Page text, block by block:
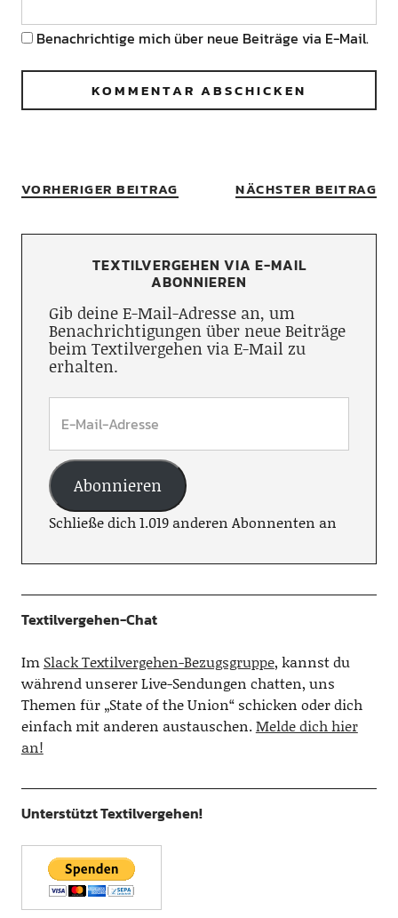
Benachrichtige mich über neue Beiträge via E-Mail.
VORHERIGER BEITRAG NÄCHSTER BEITRAG
TEXTILVERGEHEN VIA E-MAIL
ABONNIEREN
Gib deine E-Mail-Adresse an, um
Benachrichtigungen über neue Beiträge
beim Textilvergehen via E-Mail zu
erhalten.
Abonnieren
Schließe dich 1.019 anderen Abonnenten an
Textilvergehen-Chat
Im Slack Textilvergehen-Bezugsgruppe, kannst du
während unserer Live-Sendungen chatten, uns
Themen für „State of the Union“ schicken oder dich
einfach mit anderen austauschen.Melde dich hier
an!
Unterstützt Textilvergehen!